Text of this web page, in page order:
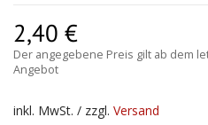
2,40 €
Der angegebene Preis gilt ab dem
Angebot
inkl. MwSt. / zzgl. Versand